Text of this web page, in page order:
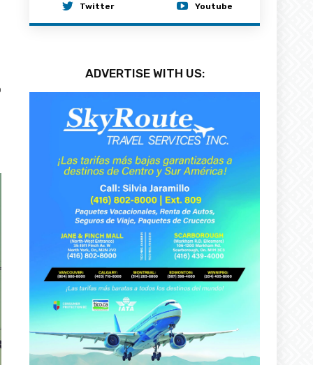
Twitter Youtube
ADVERTISE WITH US: